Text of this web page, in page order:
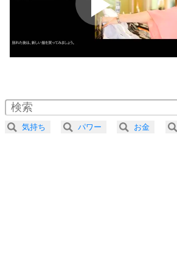
ポジティブ思考になる30の方法
ストレス対策
人生、なんとかなるも
気楽に生きる30の方法
4 器の大きい人は、怒り
2.0倍速 （224KB 57秒）
2.5倍速 （179KB 45秒）
3.0倍速 （150KB 38秒）
気持ち パワー お金